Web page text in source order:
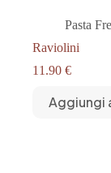
Pasta
Raviolini
11.90 €
Aggiungi